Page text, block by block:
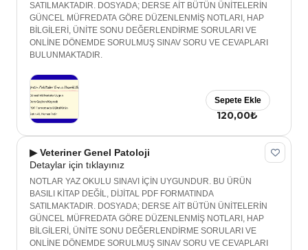
SATILMAKTADIR. DOSYADA; DERSE AİT BÜTÜN ÜNİTELERİN
GÜNCEL MÜFREDATA GÖRE DÜZENLENMİŞ NOTLARI, HAP
BİLGİLERİ, ÜNİTE SONU DEĞERLENDİRME SORULARI VE
ONLİNE DÖNEMDE SORULMUŞ SINAV SORU VE CEVAPLARI
BULUNMAKTADIR.
120,00₺
Sepete Ekle
▶ Veteriner Genel Patoloji
Detaylar için tıklayınız
NOTLAR YAZ OKULU SINAVI İÇİN UYGUNDUR. BU ÜRÜN
BASILI KİTAP DEĞİL, DİJİTAL PDF FORMATINDA
SATILMAKTADIR. DOSYADA; DERSE AİT BÜTÜN ÜNİTELERİN
GÜNCEL MÜFREDATA GÖRE DÜZENLENMİŞ NOTLARI, HAP
BİLGİLERİ, ÜNİTE SONU DEĞERLENDİRME SORULARI VE
ONLİNE DÖNEMDE SORULMUŞ SINAV SORU VE CEVAPLARI